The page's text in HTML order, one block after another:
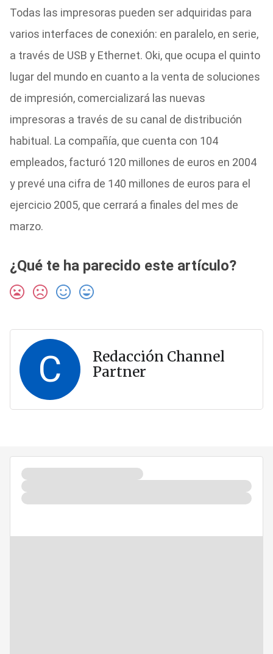
Todas las impresoras pueden ser adquiridas para
varios interfaces de conexión: en paralelo, en serie,
a través de USB y Ethernet. Oki, que ocupa el quinto
lugar del mundo en cuanto a la venta de soluciones
de impresión, comercializará las nuevas
impresoras a través de su canal de distribución
habitual. La compañía, que cuenta con 104
empleados, facturó 120 millones de euros en 2004
y prevé una cifra de 140 millones de euros para el
ejercicio 2005, que cerrará a finales del mes de
marzo.
¿Qué te ha parecido este artículo?
C
Redacción Channel
Partner